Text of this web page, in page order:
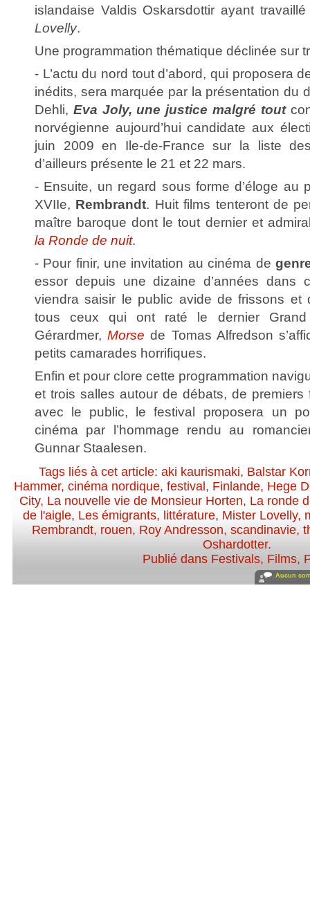
islandaise Valdis Oskarsdottir ayant
Lovelly.
Une programmation thématique déclinée sur
- L’actu du nord tout d’abord, qui proposera
inédits, sera marquée par la présentation du
Dehli, Eva Joly, une justice malgré tout
norvégienne aujourd’hui candidate aux
juin 2009 en Ile-de-France sur la liste
d’ailleurs présente le 21 et 22 mars.
- Ensuite, un regard sous forme d’éloge au
XVIIe, Rembrandt. Huit films tenteront de
maître baroque dont le tout dernier et
la Ronde de nuit.
- Pour finir, une invitation au cinéma de
essor depuis une dizaine d’années dans
viendra saisir le public avide de frissons et
tous ceux qui ont raté le dernier
Gérardmer,Morse de Tomas Alfredson
petits camarades horrifiques.
Enfin et pour clore cette programmation
et trois salles autour de débats, de premiers
avec le public, le festival proposera un
cinéma par l’hommage rendu au
Gunnar Staalesen.
Tags liés à cet article: aki kaurismaki, Balstar
Hammer, cinéma nordique, festival, Finlande, Hege
City, La nouvelle vie de Monsieur Horten, La ronde
de l'aigle, Les émigrants, littérature, Mister Lovelly,
Rembrandt, rouen, Roy Andresson, scandinavie,
Oshardotter.
Publié dans Festivals, Films,
Aucun